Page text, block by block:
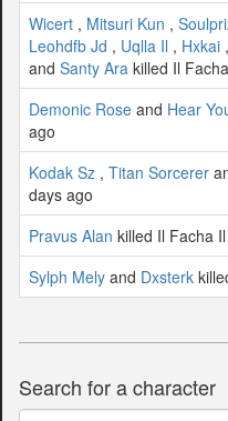
Wicert , Mitsuri Kun ,
Leohdfb Jd , Uqlla Il , Hxkai ,
and Santy Ara killed Il
Demonic Rose and Hear
ago
Kodak Sz , Titan Sorcerer
days ago
Pravus Alan killed Il Facha
Sylph Mely and Dxsterk
Search for a character